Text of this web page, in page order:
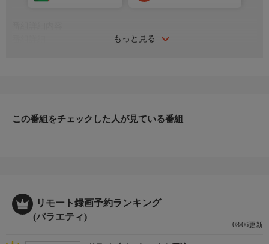
もっと見る
えるほどの高額賞金を懸けて、さらなる戦いに挑む！
この番組をチェックした人が見ている番組
リモート録画予約ランキング
(バラエティ)
08/06更新